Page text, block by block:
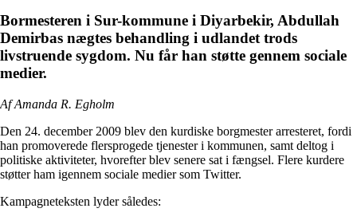
Bormesteren i Sur-kommune i Diyarbekir, Abdullah
Demirbas nægtes behandling i udlandet trods
livstruende sygdom. Nu får han støtte gennem sociale
medier.
Af Amanda R. Egholm
Den 24. december 2009 blev den kurdiske borgmester arresteret, fordi
han promoverede flersprogede tjenester i kommunen, samt deltog i
politiske aktiviteter, hvorefter blev senere sat i fængsel. Flere kurdere
støtter ham igennem sociale medier som Twitter.
Kampagneteksten lyder således: